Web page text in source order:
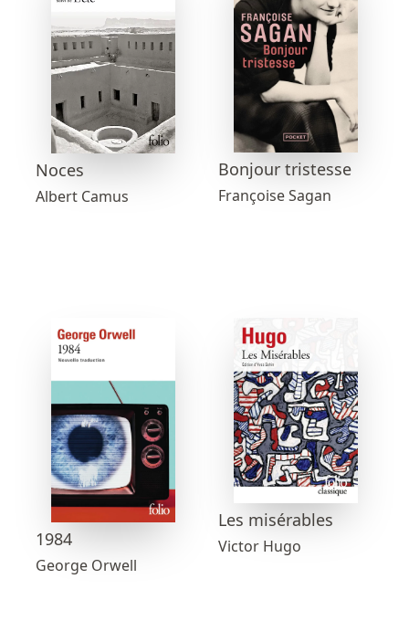
Noces
Albert Camus
Bonjour tristesse
Françoise Sagan
1984
George Orwell
Les misérables
Victor Hugo